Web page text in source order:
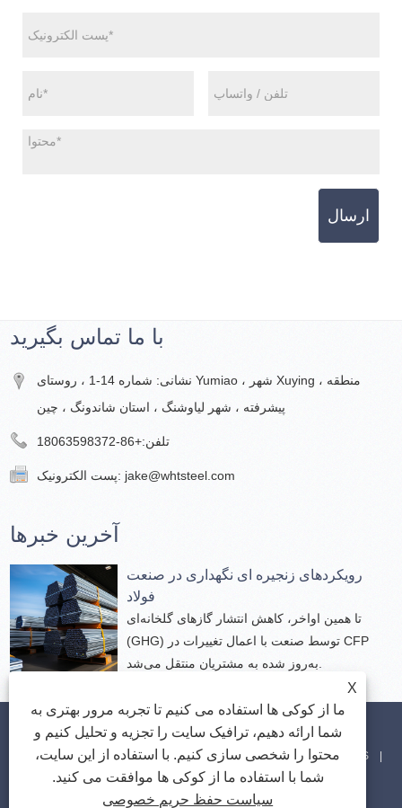
ارسال
با ما تماس بگیرید
نشانی: شماره 14-1 ، روستای Yumiao ، شهر Xuying ، منطقه
پیشرفته ، شهر لیاوشنگ ، استان شاندونگ ، چین
تلفن:+86-18063598372
پست الکترونیک: jake@whtsteel.com
آخرین خبرها
رویکردهای زنجیره ای نگهداری در صنعت
فولاد
تا همین اواخر، کاهش انتشار گازهای گلخانه‌ای
(GHG) توسط صنعت با اعمال تغییرات در CFP
صفحه اصلی درباره ما محصولات دانلود کنید
ارسال استعلام با ما تماس بگیرید پیوندها Sitemap RSS
Privacy Policy
X
ما از کوکی ها استفاده می کنیم تا تجربه مرور بهتری به
شما ارائه دهیم، ترافیک سایت را تجزیه و تحلیل کنیم و
محتوا را شخصی سازی کنیم. با استفاده از این سایت،
شما با استفاده ما از کوکی ها موافقت می کنید.
سیاست حفظ حریم خصوصی